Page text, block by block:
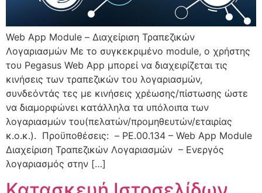
Web App Module – Διαχείριση Τραπεζικών
Λογαριασμών Με το συγκεκριμένο module, ο χρήστης
του Pegasus Web App μπορεί να διαχειρίζεται τις
κινήσεις των τραπεζικών του λογαριασμών,
συνδεόντάς τες με κινήσεις χρέωσης/πίστωσης ώστε
να διαμορφώνει κατάλληλα τα υπόλοιπα των
λογαριασμών του(πελατών/προμηθευτών/εταιρίας
κ.ο.κ.). Προϋποθέσεις: – PE.00.134 – Web App Module
Διαχείριση Τραπεζικών Λογαριασμών – Ενεργός
λογαριασμός στην […]